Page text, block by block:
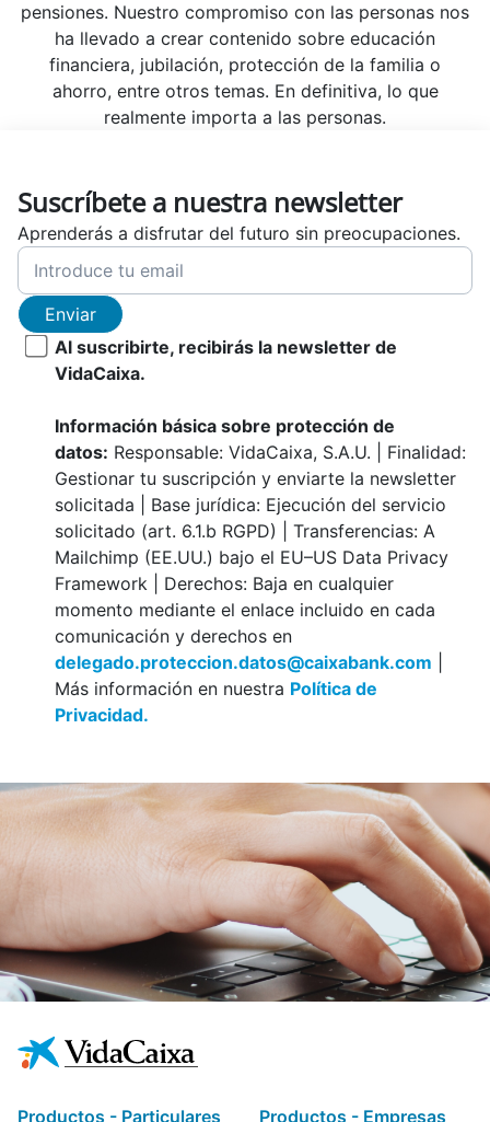
pensiones. Nuestro compromiso con las personas nos
ha llevado a crear contenido sobre educación
financiera, jubilación, protección de la familia o
ahorro, entre otros temas. En definitiva, lo que
realmente importa a las personas.
Suscríbete a nuestra newsletter
Aprenderás a disfrutar del futuro sin preocupaciones.
Enviar
Al suscribirte, recibirás la newsletter de
VidaCaixa.
Información básica sobre protección de
datos: Responsable: VidaCaixa, S.A.U. | Finalidad:
Gestionar tu suscripción y enviarte la newsletter
solicitada | Base jurídica: Ejecución del servicio
solicitado (art. 6.1.b RGPD) | Transferencias: A
Mailchimp (EE.UU.) bajo el EU–US Data Privacy
Framework | Derechos: Baja en cualquier
momento mediante el enlace incluido en cada
comunicación y derechos en
delegado.proteccion.datos@caixabank.com
Más información en nuestra Política de
Privacidad.
Productos - Particulares Productos - Empresas